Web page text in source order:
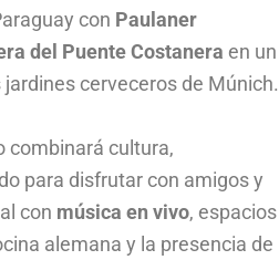
con Paulaner
del Puente Costanera en un
cerveceros de Múnich.
combinará cultura,
para disfrutar con amigos y
con música en vivo, espacios
alemana y la presencia de